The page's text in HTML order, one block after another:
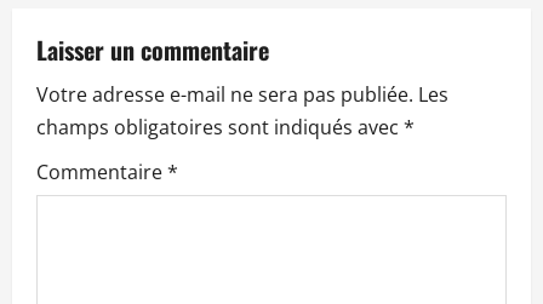
i
o
n
Laisser un commentaire
Votre adresse e-mail ne sera pas publiée. Les
champs obligatoires sont indiqués avec *
Commentaire*